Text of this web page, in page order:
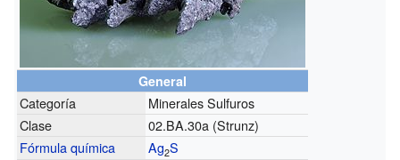
General
Categoría
Minerales Sulfuros
Clase
02.BA.30a (Strunz)
Fórmula química
Ag2S